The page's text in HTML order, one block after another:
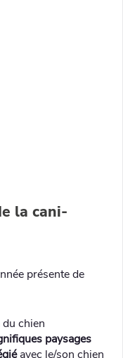
la cani-
présente de
du chien
paysages
avec le/son chien